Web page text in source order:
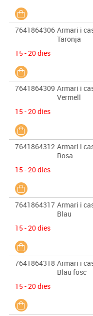
7641864306 Armari i
Taronja
15 - 20 dies
7641864309 Armari i
Vermell
15 - 20 dies
7641864312 Armari i
Rosa
15 - 20 dies
7641864317 Armari i
Blau
15 - 20 dies
7641864318 Armari i
Blau fosc
15 - 20 dies